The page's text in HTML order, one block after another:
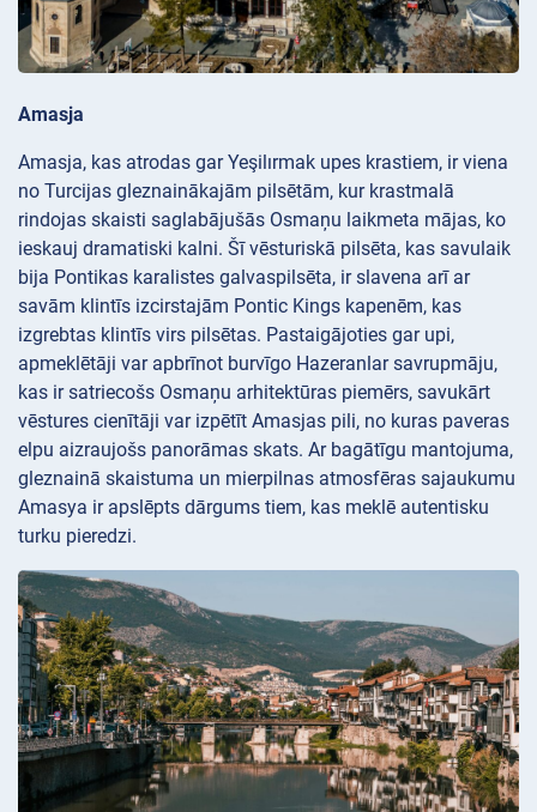
Amasja
Amasja, kas atrodas gar Yeşilırmak upes krastiem, ir viena
no Turcijas gleznainākajām pilsētām, kur krastmalā
rindojas skaisti saglabājušās Osmaņu laikmeta mājas, ko
ieskauj dramatiski kalni. Šī vēsturiskā pilsēta, kas savulaik
bija Pontikas karalistes galvaspilsēta, ir slavena arī ar
savām klintīs izcirstajām Pontic Kings kapenēm, kas
izgrebtas klintīs virs pilsētas. Pastaigājoties gar upi,
apmeklētāji var apbrīnot burvīgo Hazeranlar savrupmāju,
kas ir satriecošs Osmaņu arhitektūras piemērs, savukārt
vēstures cienītāji var izpētīt Amasjas pili, no kuras paveras
elpu aizraujošs panorāmas skats. Ar bagātīgu mantojuma,
gleznainā skaistuma un mierpilnas atmosfēras sajaukumu
Amasya ir apslēpts dārgums tiem, kas meklē autentisku
turku pieredzi.